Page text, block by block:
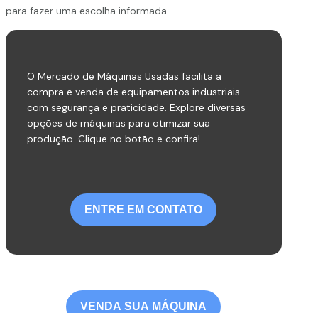
para fazer uma escolha informada.
O Mercado de Máquinas Usadas facilita a
compra e venda de equipamentos industriais
com segurança e praticidade. Explore diversas
opções de máquinas para otimizar sua
produção. Clique no botão e confira!
ENTRE EM CONTATO
VENDA SUA MÁQUINA